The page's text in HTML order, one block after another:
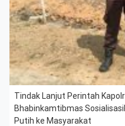
Tindak Lanjut Perintah
Bhabinkamtibmas
Putih ke Masyarakat